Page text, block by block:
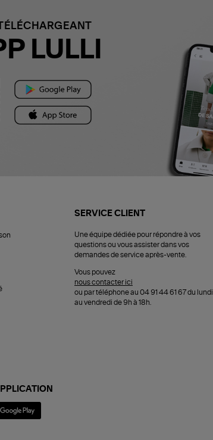
LULLI
SERVICE CLIENT
Une équipe dédiée pour répondre à vos
questions ou vous assister dans vos
demandes de service après-vente.
Vous pouvez
nous contacter ici
ou par téléphone au 04 91 44 61 67 du lundi
au vendredi de 9h à 18h.